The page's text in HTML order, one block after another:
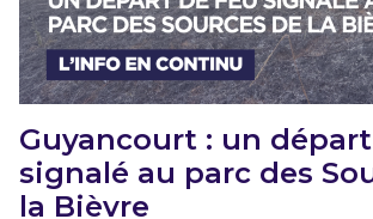
Guyancourt : un
signalé au parc des
la Bièvre